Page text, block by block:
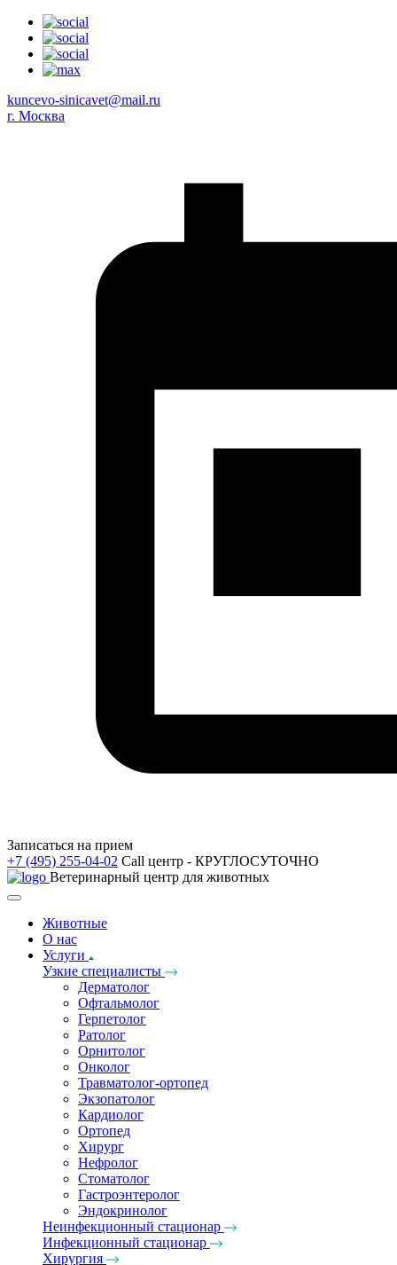
kuncevo-sinicavet@mail.ru
г. Москва
Записаться на прием
+7 (495) 255-04-02 Call центр - КРУГЛОСУТОЧНО
Ветеринарный центр для животных
Животные
О нас
Услуги
Узкие специалисты
Дерматолог
Офтальмолог
Герпетолог
Ратолог
Орнитолог
Онколог
Травматолог-ортопед
Экзопатолог
Кардиолог
Ортопед
Хирург
Нефролог
Стоматолог
Гастроэнтеролог
Эндокринолог
Неинфекционный стационар
Инфекционный стационар
Хирургия